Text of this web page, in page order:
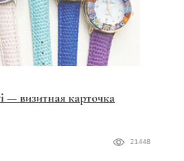
визитная карточка
21448